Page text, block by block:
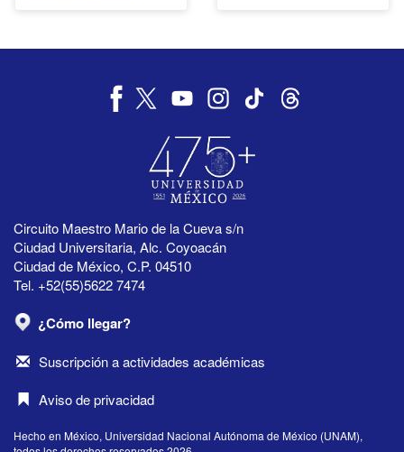
Circuito Maestro Mario de la Cueva s/n
Ciudad Universitaria, Alc. Coyoacán
Ciudad de México, C.P. 04510
Tel. +52(55)5622 7474
¿Cómo llegar?
Suscripción a actividades académicas
Aviso de privacidad
Hecho en México, Universidad Nacional Autónoma de México (UNAM),